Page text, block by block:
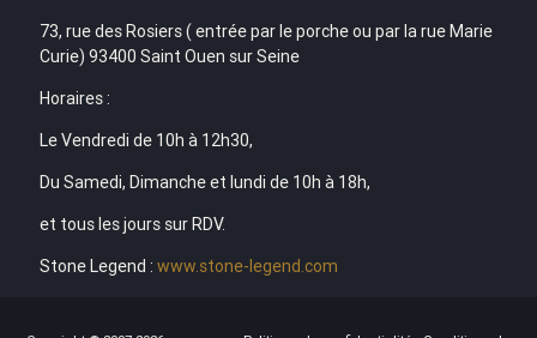
73, rue des Rosiers ( entrée par le porche ou par la rue Marie
Curie) 93400 Saint Ouen sur Seine
Horaires :
Le Vendredi de 10h à 12h30,
Du Samedi, Dimanche et lundi de 10h à 18h,
et tous les jours sur RDV.
Stone Legend : www.stone-legend.com